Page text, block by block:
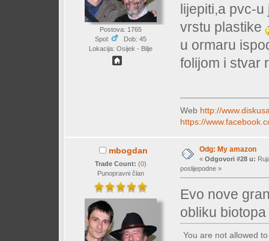
Postova: 1765
Spol:
Dob: 45
Lokacija: Osijek - Bilje
lijepiti,a pvc-u
vrstu plastike
u ormaru
folijom i stvar
Web http://
https://
mbogdan
Trade Count: (0)
Punopravni član
Odg: My amazon
« Odgovori #28 u:
poslijepodne »
Evo nove
obliku biotopa
You are not allowed